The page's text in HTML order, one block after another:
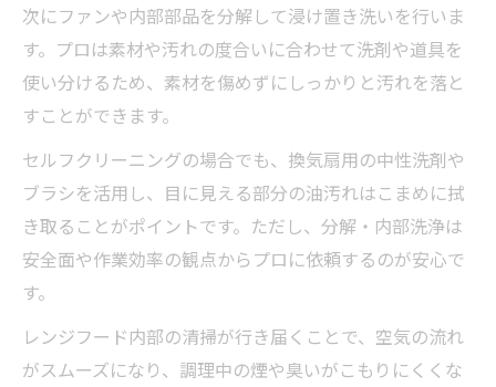
次にファンや内部部品を分解して浸け置き洗いを行いま
す。プロは素材や汚れの度合いに合わせて洗剤や道具を
使い分けるため、素材を傷めずにしっかりと汚れを落と
すことができます。
セルフクリーニングの場合でも、換気扇用の中性洗剤や
ブラシを活用し、目に見える部分の油汚れはこまめに拭
き取ることがポイントです。ただし、分解・内部洗浄は
安全面や作業効率の観点からプロに依頼するのが安心で
す。
レンジフード内部の清掃が行き届くことで、空気の流れ
がスムーズになり、調理中の煙や臭いがこもりにくくな